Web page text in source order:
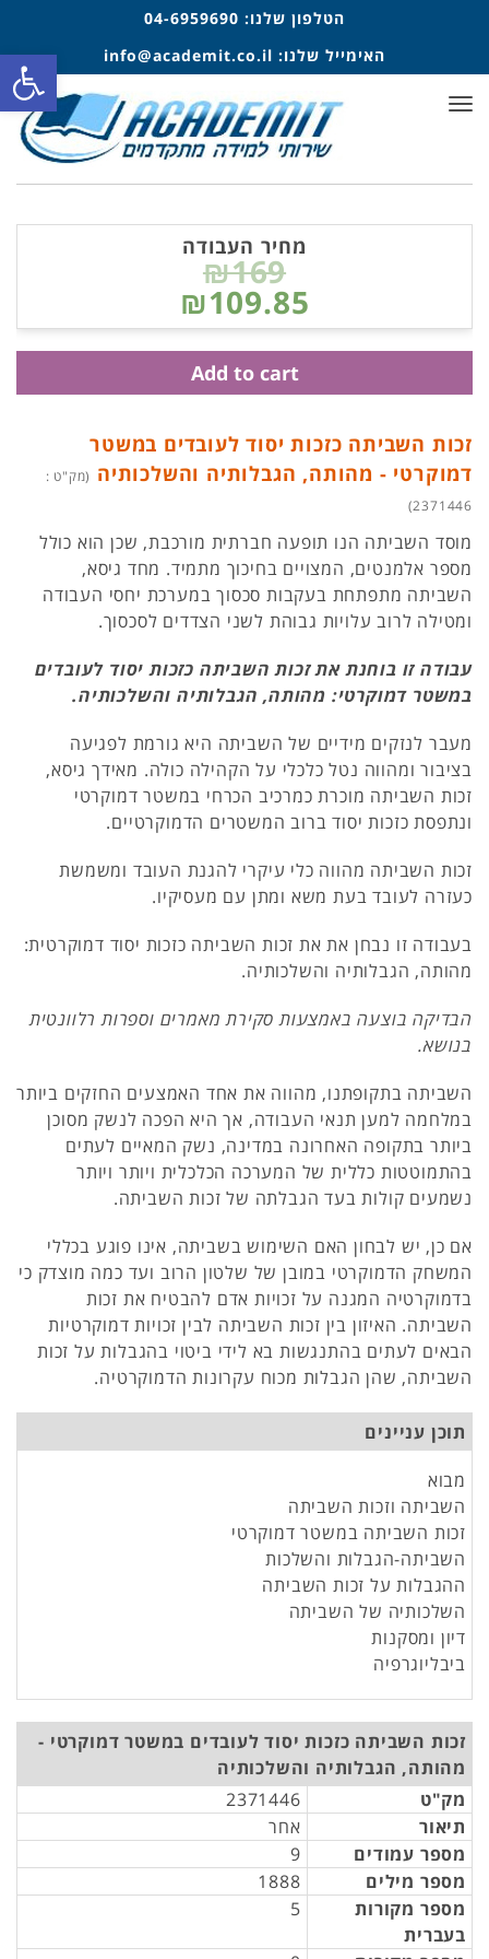
הטלפון שלנו: 04-6959690
האימייל שלנו: info@academit.co.il
תפריט
זכות השביתה כזכות יסוד לעובדים במשטר
דמוקרטי - מהותה, הגבלותיה והשלכותיה (מק"ט :
2371446)
מוסד השביתה הנו תופעה חברתית מורכבת, שכן הוא כולל
מספר אלמנטים, המצויים בחיכוך מתמיד. מחד גיסא,
השביתה מתפתחת בעקבות סכסוך במערכת יחסי העבודה
ומטילה לרוב עלויות גבוהת לשני הצדדים לסכסוך.
עבודה זו בוחנת את זכות השביתה כזכות יסוד לעובדים
במשטר דמוקרטי: מהותה, הגבלותיה והשלכותיה.
מעבר לנזקים מידיים של השביתה היא גורמת לפגיעה
בציבור ומהווה נטל כלכלי על הקהילה כולה. מאידך גיסא,
זכות השביתה מוכרת כמרכיב הכרחי במשטר דמוקרטי
ונתפסת כזכות יסוד ברוב המשטרים הדמוקרטיים.
זכות השביתה מהווה כלי עיקרי להגנת העובד ומשמשת
כעזרה לעובד בעת משא ומתן עם מעסיקיו.
בעבודה זו נבחן את את זכות השביתה כזכות יסוד דמוקרטית:
מהותה, הגבלותיה והשלכותיה.
הבדיקה בוצעה באמצעות סקירת מאמרים וספרות רלוונטית
בנושא.
השביתה בתקופתנו, מהווה את אחד האמצעים החזקים ביותר
במלחמה למען תנאי העבודה, אך היא הפכה לנשק מסוכן
ביותר בתקופה האחרונה במדינה, נשק המאיים לעתים
בהתמוטטות כללית של המערכה הכלכלית ויותר ויותר
נשמעים קולות בעד הגבלתה של זכות השביתה.
אם כן, יש לבחון האם השימוש בשביתה, אינו פוגע בכללי
המשחק הדמוקרטי במובן של שלטון הרוב ועד כמה מוצדק כי
בדמוקרטיה המגנה על זכויות אדם להבטיח את זכות
השביתה. האיזון בין זכות השביתה לבין זכויות דמוקרטיות
הבאים לעתים בהתנגשות בא לידי ביטוי בהגבלות על זכות
השביתה, שהן הגבלות מכוח עקרונות הדמוקרטיה.
תוכן עניינים
מבוא
השביתה וזכות השביתה
זכות השביתה במשטר דמוקרטי
השביתה-הגבלות והשלכות
ההגבלות על זכות השביתה
השלכותיה של השביתה
דיון ומסקנות
ביבליוגרפיה
זכות השביתה כזכות יסוד לעובדים במשטר דמוקרטי -
מהותה, הגבלותיה והשלכותיה
מק"ט
2371446
תיאור
אחר
מספר עמודים
9
מספר מילים
1888
מספר מקורות
בעברית
5
מחיר העבודה
₪169
₪109.85
Add to cart
פתח